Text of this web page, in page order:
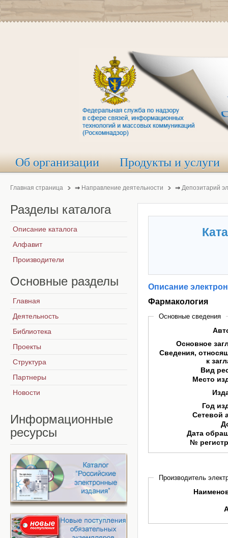
Об организации Продукты и услуги
Главная страница ⇒ Направление деятельности ⇒ Депозитарий
Описание
Фармакология
Основные сведения
Основное
Сведения,
к
Вид
Место
Год
Сетевой
Дата
№
Производитель
Разделы каталога
Описание каталога
Алфавит
Производители
Основные разделы
Главная
Деятельность
Библиотека
Проекты
Структура
Партнеры
Новости
Информационные
ресурсы